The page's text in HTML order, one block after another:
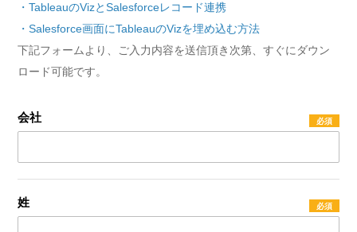
・TableauのVizとSalesforceレコード連携
・Salesforce画面にTableauのVizを埋め込む方法
下記フォームより、ご入力内容を送信頂き次第、すぐにダウン
ロード可能です。
会社
姓